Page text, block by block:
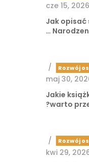
cze 15, 2026
Jak opisać
Rozwój
/
maj 30,
Jakie
warto
Rozwój
/
kwi 29,